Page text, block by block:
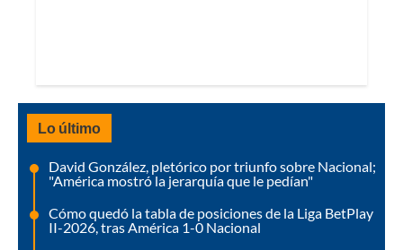
Lo último
David González, pletórico por triunfo sobre Nacional;
"América mostró la jerarquía que le pedían"
Cómo quedó la tabla de posiciones de la Liga BetPlay
II-2026, tras América 1-0 Nacional